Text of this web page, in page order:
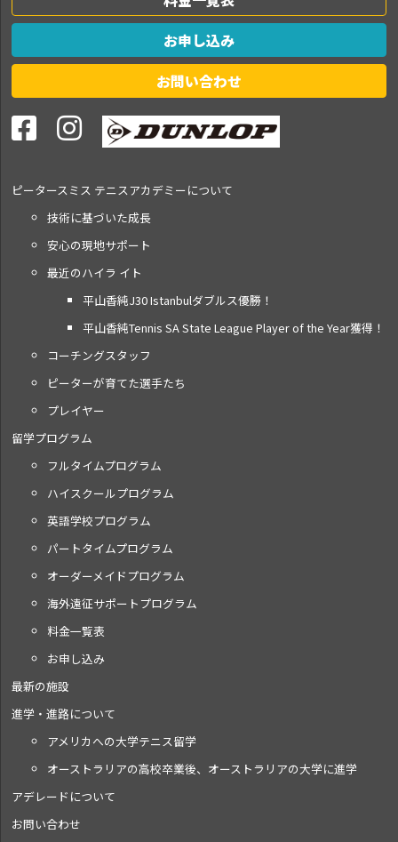
お申し込み
お問い合わせ
ピータースミス テニスアカデミーについて
技術に基づいた成長
安心の現地サポート
最近のハイラ イト
平山香純J30 Istanbulダブルス優勝！
平山香純Tennis SA State League Player of the Year獲得！
コーチングスタッフ
ピーターが育てた選手たち
プレイヤー
留学プログラム
フルタイムプログラム
ハイスクールプログラム
英語学校プログラム
パートタイムプログラム
オーダーメイドプログラム
海外遠征サポートプログラム
料金一覧表
お申し込み
最新の施設
進学・進路について
アメリカへの大学テニス留学
オーストラリアの高校卒業後、オーストラリアの大学に進学
アデレードについて
お問い合わせ